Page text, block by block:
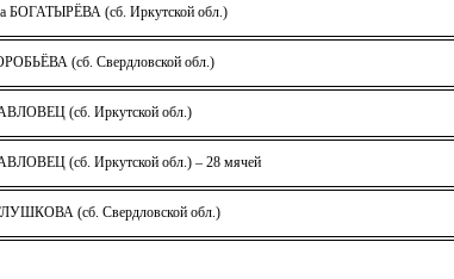
БОГАТЫРЁВА(сб. Иркутской обл.)
(сб. Свердловской обл.)
(сб. Иркутской обл.)
(сб. Иркутской обл.) – 28 мячей
(сб. Свердловской обл.)